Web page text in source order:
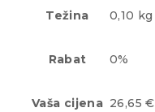
Težina 0,10 kg
Rabat 0%
Vaša cijena 26,65 €